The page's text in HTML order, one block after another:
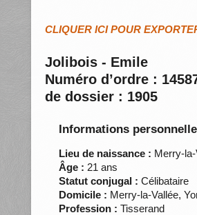
CLIQUER ICI POUR
Jolibois - Emile
Numéro d’ordre :
de dossier : 1905
Informations
Lieu de naissance : Merry-
Âge : 21 ans
Statut conjugal : Célibataire
Domicile : Merry-la-Vallée,
Profession : Tisserand